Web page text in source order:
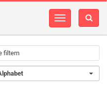
Navigation
filtern